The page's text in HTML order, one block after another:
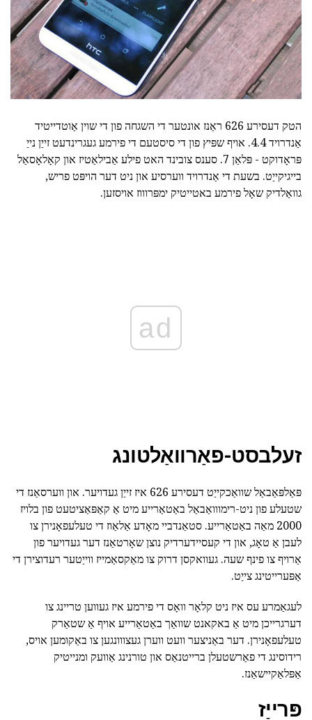
הטק דעסירע 626 ראַנז אונטער די השגחה פון די שוין אַוטדייטיד
אַנדרויד 4.4. אויף שפּיץ פון די סיסטעם די פירמע געגרינדעט זייַן נייַ
פּראָדוקט - פּלאַן 7. סענס צובינד האט פילע אַבילאַטיז און קאָלאָסאַל
בייגיקייַט. בשעת די אַנדרויד ווערסיע און ניט דער הויפּט פריש,
גוואַלדיק שאָל פירמע באטייטיק ימפּרוווז אויסזען.
ad
זעלבסט-פאַרוואַלטונג
פּאַלפּאַבאַל שוואַכקייַט דעסירע 626 איז זייַן געדויער. און ווערסאַנז די
שטעלע פון ניט-רימווואַבאַל באַטאַרייע מיט אַ קאַפּאַציטעט פון בלויז
2000 מאַה באַטאַרייע. סטאַנדביי מאָדע אַלאַוז די טעלעפאָנירן צו
לעבן אַ טאָג, און די קעסיידערדיק נוצן שאָרטאַנז דער געדויער פון
אַרויף צו פינף שעה. געוואקסן דרוק צו מאַקסאַמייז ווייַטער רעדוצירן די
אַפּערייטינג צייַט.
לעגאַמרע עס איז ניט קלאָר וואָס די פירמע איז געווען טריינג צו
דערגרייכן מיט אַ באקאנט שוואַך באַטאַרייע אויף אַ שטאַרק
טעלעפאָנירן. דער באַניצער וועט ווערן געצווונגען צו באַקומען אויס,
רידוסינג די פאַרשטעלן ברייטנאַס און טורנינג אַוועק ומנייטיק
אַפּלאַקיישאַנז.
פּרייַז